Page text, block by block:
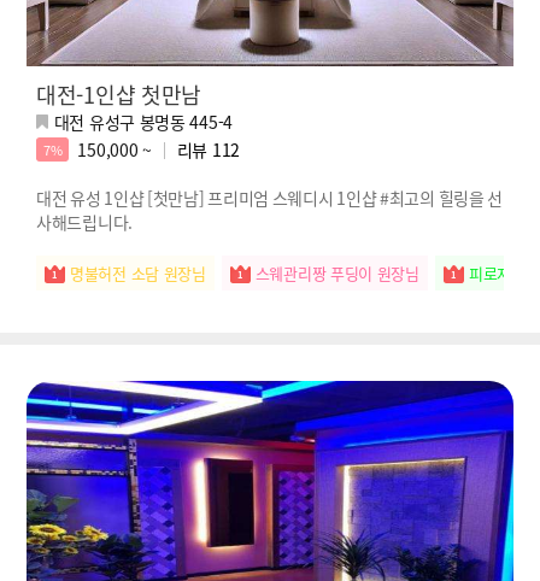
대전-1인샵 첫만남
대전 유성구 봉명동 445-4
7% 150,000 ~ 리뷰 112
대전 유성 1인샵 [첫만남] 프리미엄 스웨디시 1인샵 #최고의 힐링을 선
사해드립니다.
명불허전 소담 원장님 스웨관리짱 푸딩이 원장님 피로저격